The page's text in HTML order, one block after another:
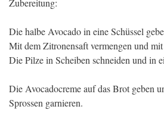
Zubereitung:
Die halbe Avocado in eine Schüssel
Mit dem Zitronensaft vermengen und
Die Pilze in Scheiben schneiden und in
Die Avocadocreme auf das Brot geben
Sprossen garnieren.